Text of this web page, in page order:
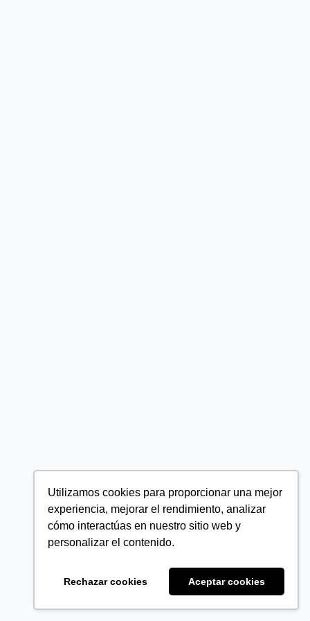
Utilizamos cookies para proporcionar una mejor
experiencia, mejorar el rendimiento, analizar
cómo interactúas en nuestro sitio web y
personalizar el contenido.
Rechazar cookies Aceptar cookies